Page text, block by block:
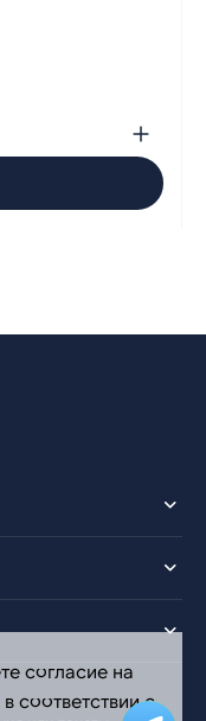
согласие на
соответствии с